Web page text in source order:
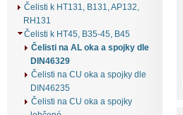
Čelisti k HT131, B131, AP132,
RH131
Čelisti k HT45, B35-45, B45
Čelisti na AL oka a spojky dle
DIN46329
Čelisti na CU oka a spojky dle
DIN46235
Čelisti na CU oka a spojky